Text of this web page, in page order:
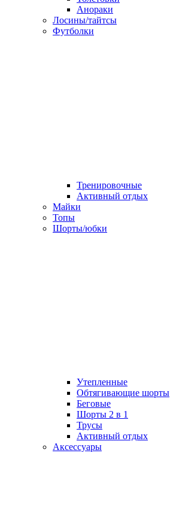
Анораки
Лосины/тайтсы
Футболки
Тренировочные
Активный отдых
Майки
Топы
Шорты/юбки
Утепленные
Обтягивающие шорты
Беговые
Шорты 2 в 1
Трусы
Активный отдых
Аксессуары